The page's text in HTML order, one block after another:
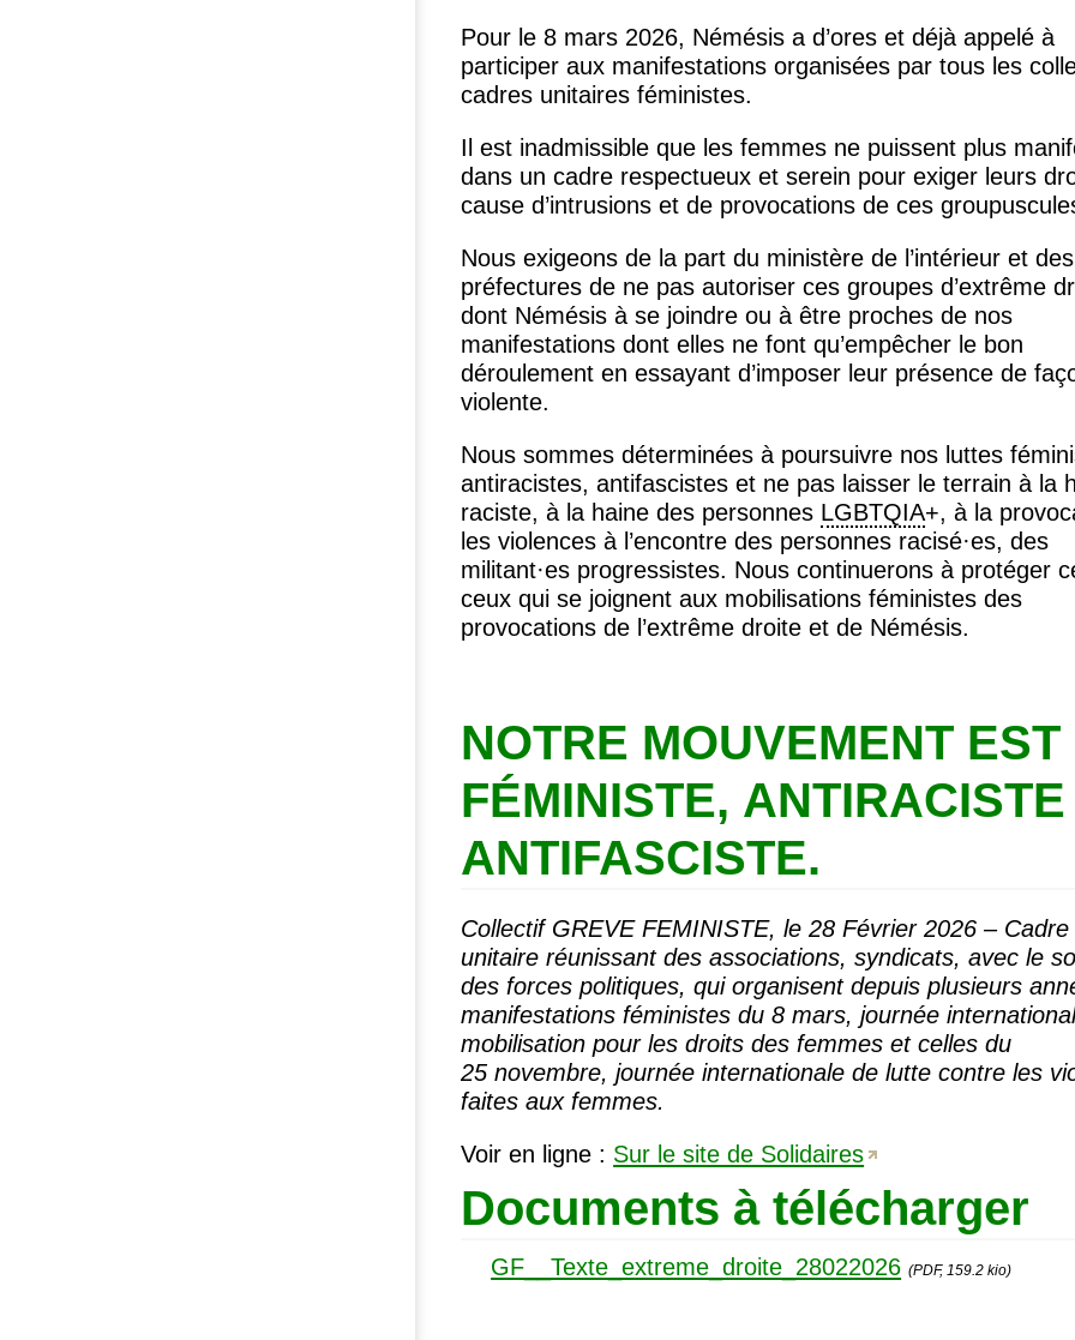
Pour le 8 mars 2026, Némésis a d’ores et déjà appelé à
participer aux manifestations organisées par tous les
cadres unitaires féministes.
Il est inadmissible que les femmes ne puissent plus
dans un cadre respectueux et serein pour exiger leurs
cause d’intrusions et de provocations de ces
Nous exigeons de la part du ministère de l’intérieur et des
préfectures de ne pas autoriser ces groupes d’extrême
dont Némésis à se joindre ou à être proches de nos
manifestations dont elles ne font qu’empêcher le bon
déroulement en essayant d’imposer leur présence de
violente.
Nous sommes déterminées à poursuivre nos luttes
antiracistes, antifascistes et ne pas laisser le terrain à la
raciste, à la haine des personnes LGBTQIA+, à la
les violences à l’encontre des personnes racisé·es, des
militant·es progressistes. Nous continuerons à protéger
ceux qui se joignent aux mobilisations féministes des
provocations de l’extrême droite et de Némésis.
NOTRE MOUVEMENT EST
FÉMINISTE, ANTIRACISTE
ANTIFASCISTE.
Collectif GREVE FEMINISTE, le 28 Février 2026 – Cadre
unitaire réunissant des associations, syndicats, avec le
des forces politiques, qui organisent depuis plusieurs
manifestations féministes du 8 mars, journée
mobilisation pour les droits des femmes et celles du
25 novembre, journée internationale de lutte contre les
faites aux femmes.
Voir en ligne : Sur le site de Solidaires
Documents à télécharger
GF__Texte_extreme_droite_28022026 (PDF, 159.2 kio)